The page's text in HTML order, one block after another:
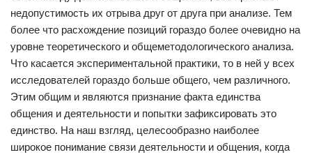
недопустимость их отрыва друг от друга при анализе. Тем
более что расхождение позиций гораздо более очевидно на
уровне теоретического и общеметодологического анализа.
Что касается экспериментальной практики, то в ней у всех
исследователей гораздо больше общего, чем различного.
Этим общим и являются признание факта единства
общения и деятельности и попытки зафиксировать это
единство. На наш взгляд, целесообразно наиболее
широкое понимание связи деятельности и общения, когда